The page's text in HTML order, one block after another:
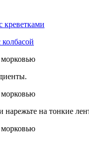
креветками
нарежьте на тонкие